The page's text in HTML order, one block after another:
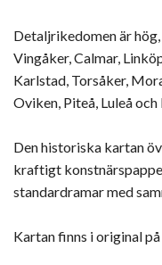
Detaljrikedomen är
Vingåker, Calmar,
Karlstad, Torsåker,
Oviken, Piteå, Luleå
Den historiska kartan
kraftigt
standardramar med
Kartan finns i original